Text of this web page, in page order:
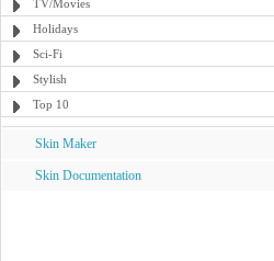
TV/Movies
Holidays
Sci-Fi
Stylish
Top 10
Skin Maker
Skin Documentation